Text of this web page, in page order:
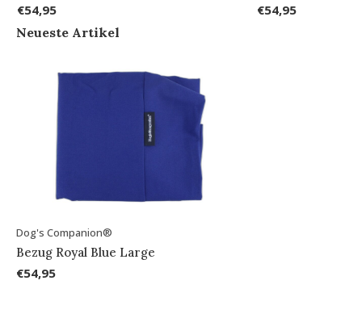
€54,95
€54,95
Neueste Artikel
Dog's Companion®
Bezug Royal Blue Large
€54,95